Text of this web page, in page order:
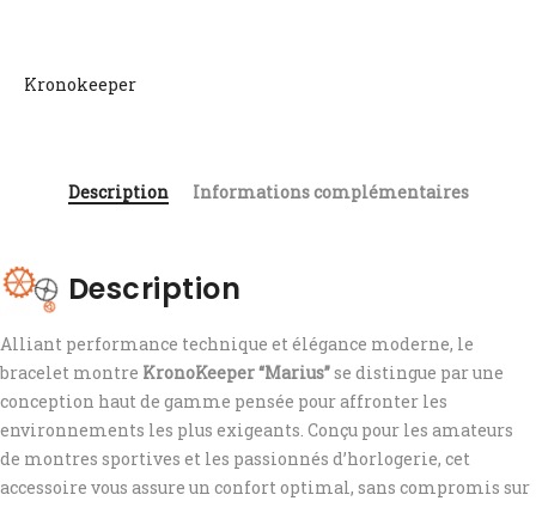
Kronokeeper
Description Informations complémentaires
Description
Alliant performance technique et élégance moderne, le
bracelet montre KronoKeeper “Marius”se distingue par une
conception haut de gamme pensée pour affronter les
environnements les plus exigeants. Conçu pour les amateurs
de montres sportives et les passionnés d’horlogerie, cet
accessoire vous assure un confort optimal, sans compromis sur